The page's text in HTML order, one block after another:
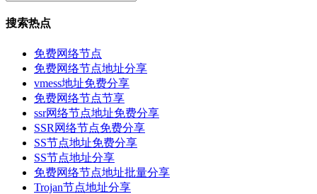
搜索热点
免费网络节点
免费网络节点地址分享
vmess地址免费分享
免费网络节点节享
ssr网络节点地址免费分享
SSR网络节点免费分享
SS节点地址免费分享
SS节点地址分享
免费网络节点地址批量分享
Trojan节点地址分享